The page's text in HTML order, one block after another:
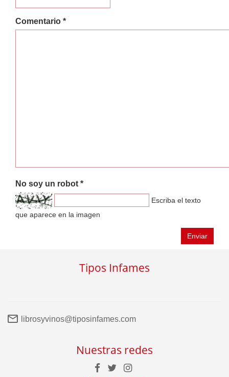
Comentario *
No soy un robot *
Escriba el texto
que aparece en la imagen
Enviar
Tipos Infames
librosyvinos@tiposinfames.com
Nuestras redes